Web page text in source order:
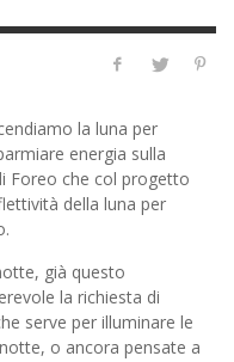
la luna per
energia sulla
Foreo che col progetto
della luna per
già questo
la richiesta di
serve per illuminare le
o ancora pensate a